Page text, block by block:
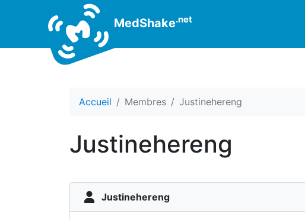
MedShake.net
Accueil Membres Justinehereng
Justinehereng
Justinehereng